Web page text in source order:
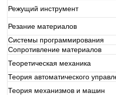
Режущий инструмент
Резание материалов
Системы программирования
Сопротивление материалов
Теоретическая механика
Теория автоматического
Теория механизмов и машин